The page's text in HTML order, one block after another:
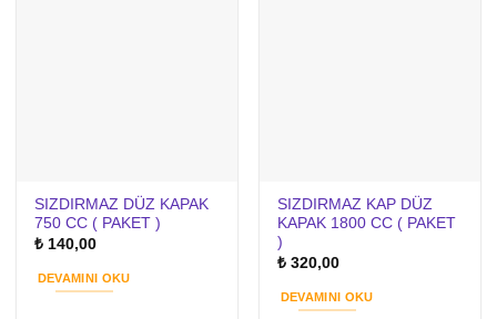
SIZDIRMAZ DÜZ KAPAK
750 CC ( PAKET )
₺ 140,00
DEVAMINI OKU
SIZDIRMAZ KAP DÜZ
KAPAK 1800 CC ( PAKET
)
₺ 320,00
DEVAMINI OKU